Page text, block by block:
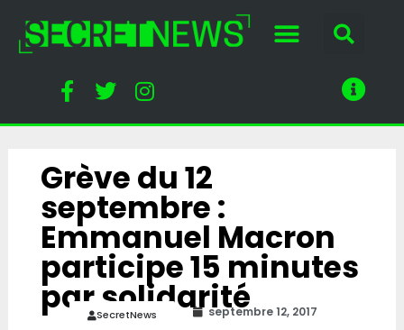
Grève du 12
septembre :
Emmanuel Macron
participe 15 minutes
par solidarité
SecretNews septembre 12, 2017